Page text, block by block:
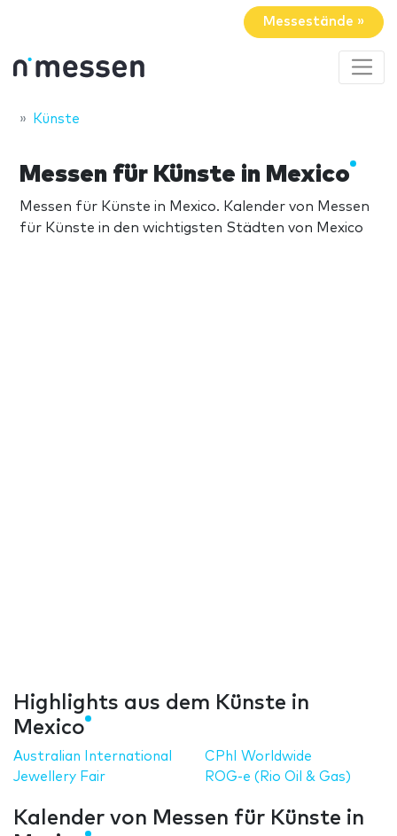
Messestände »
Künste
Messen für Künste in Mexico
Messen für Künste in Mexico. Kalender von Messen
für Künste in den wichtigsten Städten von Mexico
Highlights aus dem Künste in
Mexico
Australian International
Jewellery Fair
CPhI Worldwide
ROG-e (Rio Oil & Gas)
Kalender von Messen für Künste in